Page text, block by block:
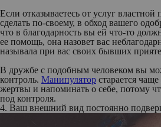
Если отказываетесь от услуг
сделать по-своему, в обход вашего
что в благодарность вы ей что-то
ее помощь, она назовет вас
называла при вас своих бывших
В дружбе с подобным человеком вы
контроль. Манипулятор старается
жертвы и напоминать о себе, потому
под контроля.
4. Ваш внешний вид постоянно